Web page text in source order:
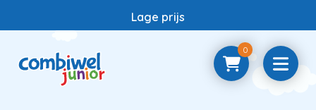
Lage prijs
0